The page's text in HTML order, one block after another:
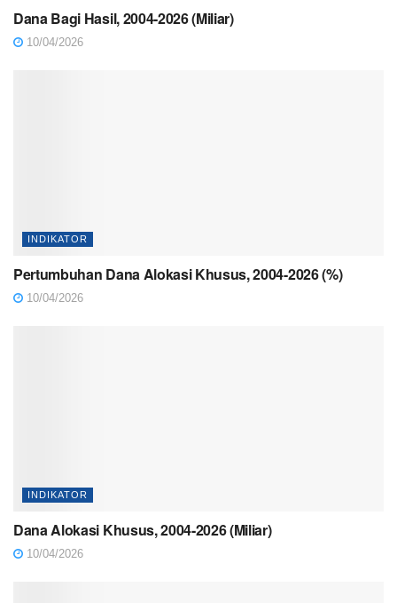
Dana Bagi Hasil, 2004-2026 (Miliar)
10/04/2026
INDIKATOR
Pertumbuhan Dana Alokasi Khusus, 2004-2026 (%)
10/04/2026
INDIKATOR
Dana Alokasi Khusus, 2004-2026 (Miliar)
10/04/2026